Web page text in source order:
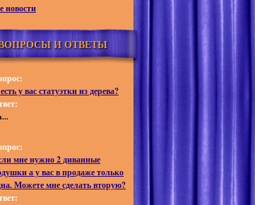
новости
И ОТВЕТЫ
у вас статуэтки из дерева?
мне нужно 2 диванные
а у вас в продаже только
Можете мне сделать вторую?